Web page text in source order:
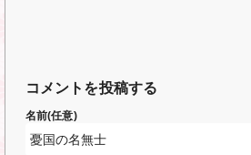
コメントを投稿する
名前(任意)